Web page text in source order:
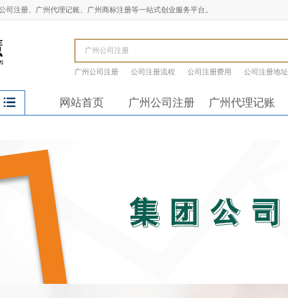
司注册、广州代理记账、广州商标注册等一站式创业服务平台。
广州公司注册 公司注册流程 公司注册费用 公司注册地址
网站首页 广州公司注册 广州代理记账